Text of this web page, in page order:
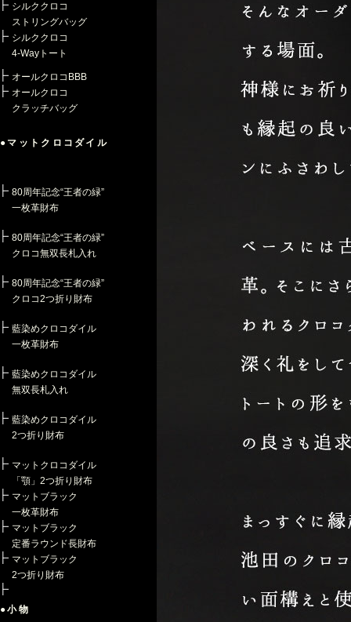
シルククロコ
ストリングバッグ
シルククロコ
4-Wayトート
オールクロコBBB
オールクロコ
クラッチバッグ
●マットクロコダイル
80周年記念“王者の緑”
一枚革財布
80周年記念“王者の緑”
クロコ無双長札入れ
80周年記念“王者の緑”
クロコ2つ折り財布
藍染めクロコダイル
一枚革財布
藍染めクロコダイル
無双長札入れ
藍染めクロコダイル
2つ折り財布
マットクロコダイル
「顎」2つ折り財布
マットブラック
一枚革財布
マットブラック
定番ラウンド長財布
マットブラック
2つ折り財布
●小物